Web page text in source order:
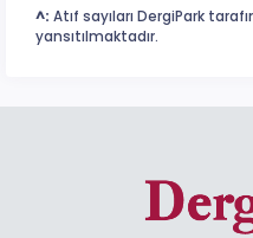
^: Atıf sayıları DergiPark
yansıtılmaktadır.